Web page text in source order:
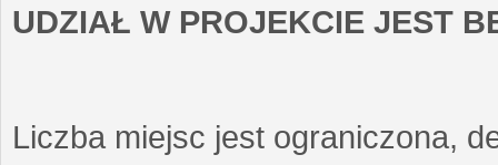
UDZIAŁ W PROJEKCIE JEST
Liczba miejsc jest ograniczona,